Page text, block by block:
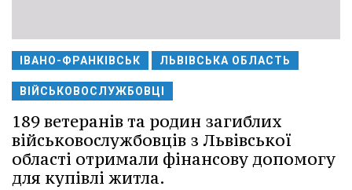
ІВАНО-ФРАНКІВСЬК ЛЬВІВСЬКА ОБЛАСТЬ
ВІЙСЬКОВОСЛУЖБОВЦІ
189 ветеранів та родин загиблих
військовослужбовців з Львівської
області отримали фінансову допомогу
для купівлі житла.